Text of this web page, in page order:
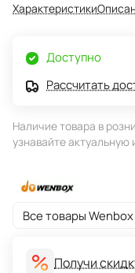
Характеристики
Доступно
Рассчитать
Наличие товара в
узнавайте
Все товары Wenbox
Получи